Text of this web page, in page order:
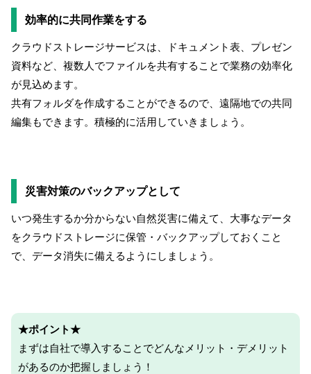
効率的に共同作業をする
クラウドストレージサービスは、ドキュメント表、プレゼン
資料など、複数人でファイルを共有することで業務の効率化
が見込めます。
共有フォルダを作成することができるので、遠隔地での共同
編集もできます。積極的に活用していきましょう。
災害対策のバックアップとして
いつ発生するか分からない自然災害に備えて、大事なデータ
をクラウドストレージに保管・バックアップしておくこと
で、データ消失に備えるようにしましょう。
★ポイント★
まずは自社で導入することでどんなメリット・デメリット
があるのか把握しましょう！